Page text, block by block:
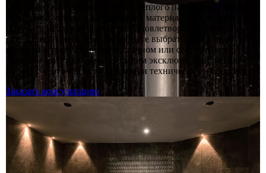
Сочетание высокой влажности, теплого пара, декоративного
мозаичного панно и натуральных материалов позволяет
получить не только физическое удовлетворение, но и
душевное спокойствие. Вы можете выбрать концепцию
хаммама в традиционном восточном или современном
европейском стиле, а мы создадим эксклюзивный дизайн-
проект с учетом всех пожеланий и технических нюансов.
Заказать консультацию